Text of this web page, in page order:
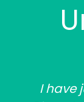
I have